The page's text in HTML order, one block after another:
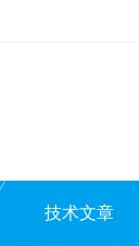
技术文章